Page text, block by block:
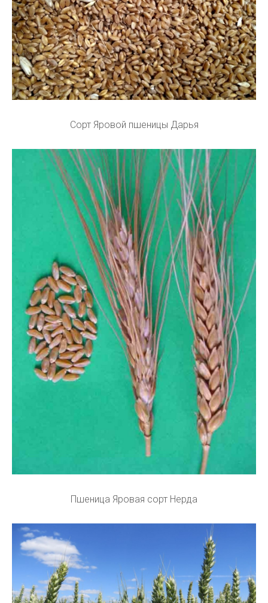
Сорт Яровой пшеницы Дарья
Пшеница Яровая сорт Нерда